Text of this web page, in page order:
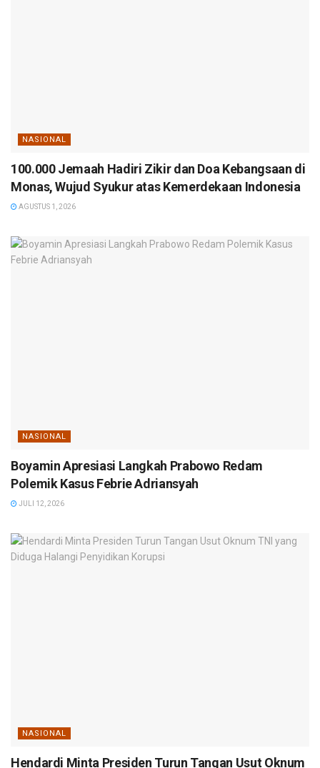
NASIONAL
100.000 Jemaah Hadiri Zikir dan Doa Kebangsaan di
Monas, Wujud Syukur atas Kemerdekaan Indonesia
AGUSTUS 1, 2026
NASIONAL
Boyamin Apresiasi Langkah Prabowo Redam
Polemik Kasus Febrie Adriansyah
JULI 12, 2026
NASIONAL
Hendardi Minta Presiden Turun Tangan Usut Oknum